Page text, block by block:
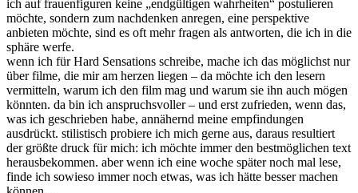
ich auf frauenfiguren keine „endgültigen wahrheiten“ postulieren
möchte, sondern zum nachdenken anregen, eine perspektive
anbieten möchte, sind es oft mehr fragen als antworten, die ich in die
sphäre werfe.
wenn ich für Hard Sensations schreibe, mache ich das möglichst nur
über filme, die mir am herzen liegen – da möchte ich den lesern
vermitteln, warum ich den film mag und warum sie ihn auch mögen
könnten. da bin ich anspruchsvoller – und erst zufrieden, wenn das,
was ich geschrieben habe, annähernd meine empfindungen
ausdrückt. stilistisch probiere ich mich gerne aus, daraus resultiert
der größte druck für mich: ich möchte immer den bestmöglichen text
herausbekommen. aber wenn ich eine woche später noch mal lese,
finde ich sowieso immer noch etwas, was ich hätte besser machen